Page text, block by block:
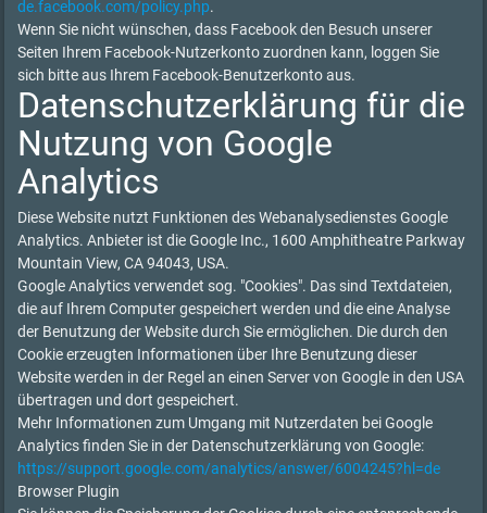
de.facebook.com/policy.php.
Wenn Sie nicht wünschen, dass Facebook den Besuch unserer
Seiten Ihrem Facebook-Nutzerkonto zuordnen kann, loggen Sie
sich bitte aus Ihrem Facebook-Benutzerkonto aus.
Datenschutzerklärung für die
Nutzung von Google
Analytics
Diese Website nutzt Funktionen des Webanalysedienstes Google
Analytics. Anbieter ist die Google Inc., 1600 Amphitheatre Parkway
Mountain View, CA 94043, USA.
Google Analytics verwendet sog. "Cookies". Das sind Textdateien,
die auf Ihrem Computer gespeichert werden und die eine Analyse
der Benutzung der Website durch Sie ermöglichen. Die durch den
Cookie erzeugten Informationen über Ihre Benutzung dieser
Website werden in der Regel an einen Server von Google in den USA
übertragen und dort gespeichert.
Mehr Informationen zum Umgang mit Nutzerdaten bei Google
Analytics finden Sie in der Datenschutzerklärung von Google:
https://support.google.com/analytics/answer/6004245?hl=de
Browser Plugin